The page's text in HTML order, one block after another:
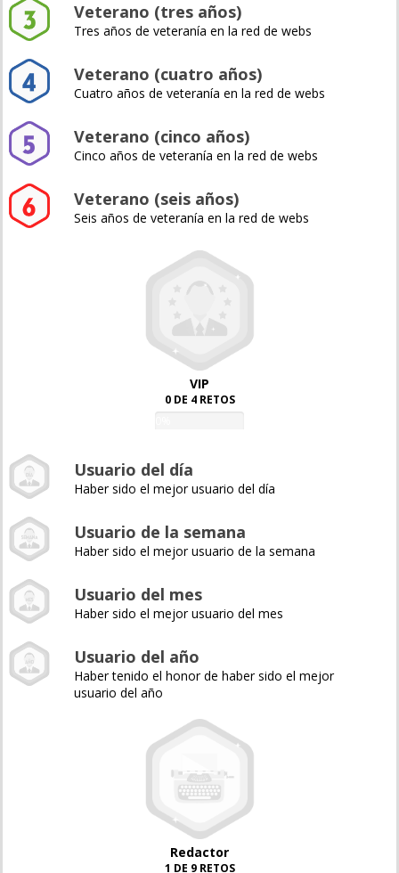
Veterano (tres años)
Tres años de veteranía en la red de webs
Veterano (cuatro años)
Cuatro años de veteranía en la red de webs
Veterano (cinco años)
Cinco años de veteranía en la red de webs
Veterano (seis años)
Seis años de veteranía en la red de webs
VIP
0 DE 4 RETOS
Usuario del día
Haber sido el mejor usuario del día
Usuario de la semana
Haber sido el mejor usuario de la semana
Usuario del mes
Haber sido el mejor usuario del mes
Usuario del año
Haber tenido el honor de haber sido el mejor
usuario del año
Redactor
1 DE 9 RETOS